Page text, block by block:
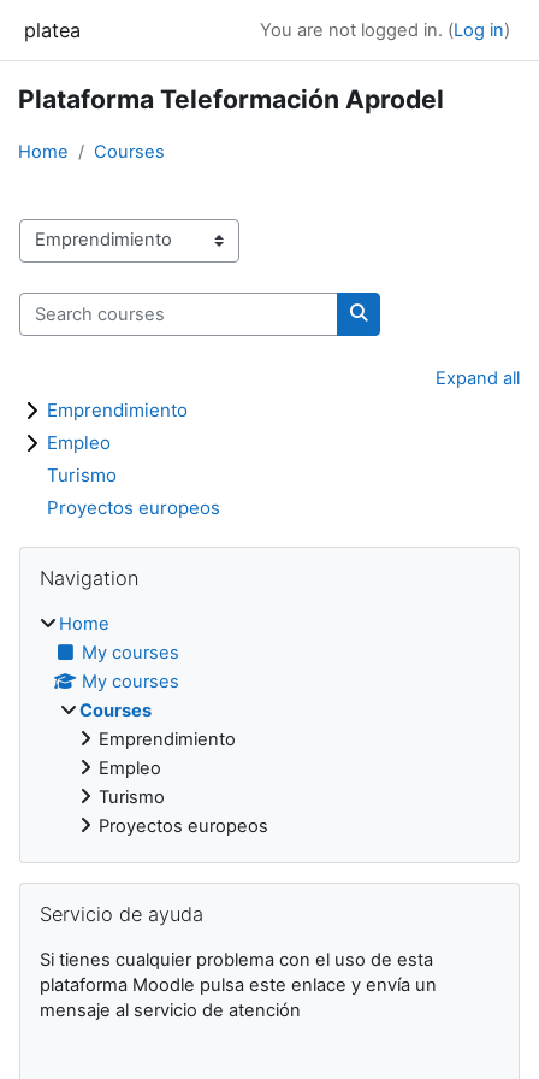
platea You are not logged in. (Log in)
Plataforma Teleformación Aprodel
Home Courses
Course categories
Search courses
Search courses
Expand all
Emprendimiento
Empleo
Turismo
Proyectos europeos
Blocks
Navigation
Home
My courses
My courses
Courses
Emprendimiento
Empleo
Turismo
Proyectos europeos
Servicio de ayuda
Si tienes cualquier problema con el uso de esta
plataforma Moodle pulsa este enlace y envía un
mensaje al servicio de atención